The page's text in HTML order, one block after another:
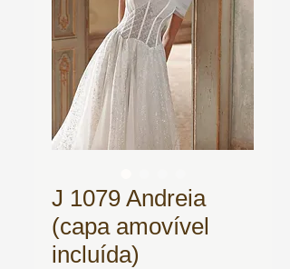
J 1079 Andreia
(capa amovível
incluída)